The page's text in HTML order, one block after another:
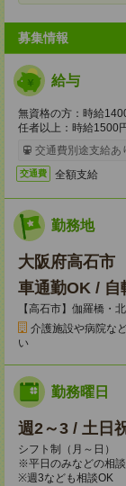
募集情報
給与
無資格の方：時給
任者以上：時給1500
交通費別途支給あ
交通費 全額支給
勤務地
大阪府高石市
車通勤OK / 自
【高石市】伽羅橋・
介護施設や病院な
い
勤務曜日
週2～3 / 土日
シフト制（月～日）
※平日のみなどの相
※週3なども相談OK